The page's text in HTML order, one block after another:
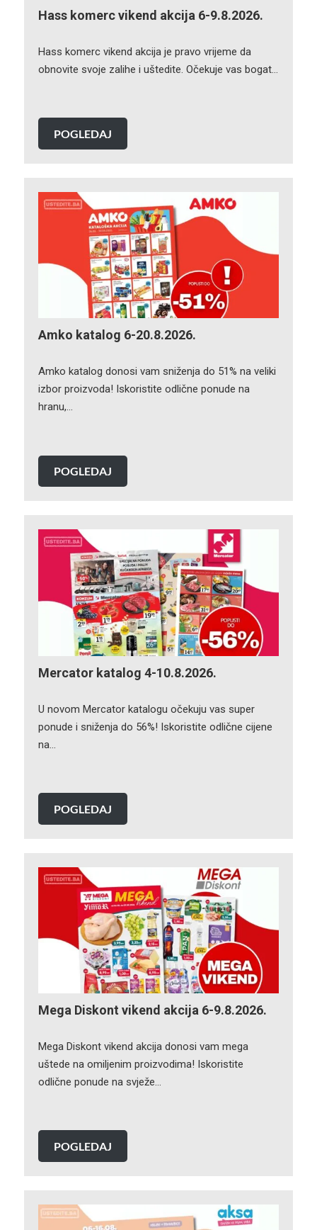
Hass komerc vikend akcija 6-9.8.2026.
Hass komerc vikend akcija je pravo vrijeme da
obnovite svoje zalihe i uštedite. Očekuje vas bogat…
POGLEDAJ
Amko katalog 6-20.8.2026.
Amko katalog donosi vam sniženja do 51% na veliki
izbor proizvoda! Iskoristite odlične ponude na
hranu,…
POGLEDAJ
Mercator katalog 4-10.8.2026.
U novom Mercator katalogu očekuju vas super
ponude i sniženja do 56%! Iskoristite odlične cijene
na…
POGLEDAJ
Mega Diskont vikend akcija 6-9.8.2026.
Mega Diskont vikend akcija donosi vam mega
uštede na omiljenim proizvodima! Iskoristite
odlične ponude na svježe…
POGLEDAJ